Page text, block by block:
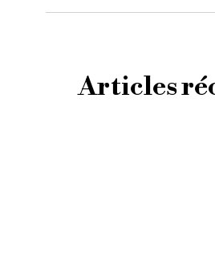
Articles